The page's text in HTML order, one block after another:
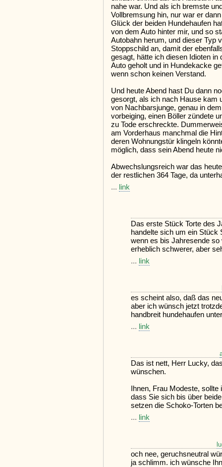
nahe war. Und als ich bremste
Vollbremsung hin, nur war er
Glück der beiden Hundehaufen
von dem Auto hinter mir, und so
Autobahn herum, und dieser Typ
Stoppschild an, damit der
gesagt, hätte ich diesen Idioten
Auto geholt und in Hundekacke
wenn schon keinen Verstand.
Und heute Abend hast Du dann
gesorgt, als ich nach Hause kam
von Nachbarsjunge, genau in
vorbeiging, einen Böller zündete
zu Tode erschreckte.
am Vorderhaus manchmal die
deren Wohnungstür klingeln
möglich, dass sein Abend heute
Abwechslungsreich war das
der restlichen 364 Tage, da
... link
Das erste Stück Torte des
handelte sich um ein Stück
wenn es bis Jahresende so
erheblich schwerer, aber
... link
es scheint also, daß das
aber ich wünsch jetzt
handbreit hundehaufen
... link
Das ist nett, Herr Lucky,
wünschen.
Ihnen, Frau Modeste,
dass Sie sich bis über
setzen die Schoko-Torten
... link
och nee, geruchsneutral
ja schlimm. ich wünsche